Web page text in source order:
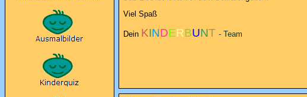
Viel Spaß
Dein KINDERBUNT - Team